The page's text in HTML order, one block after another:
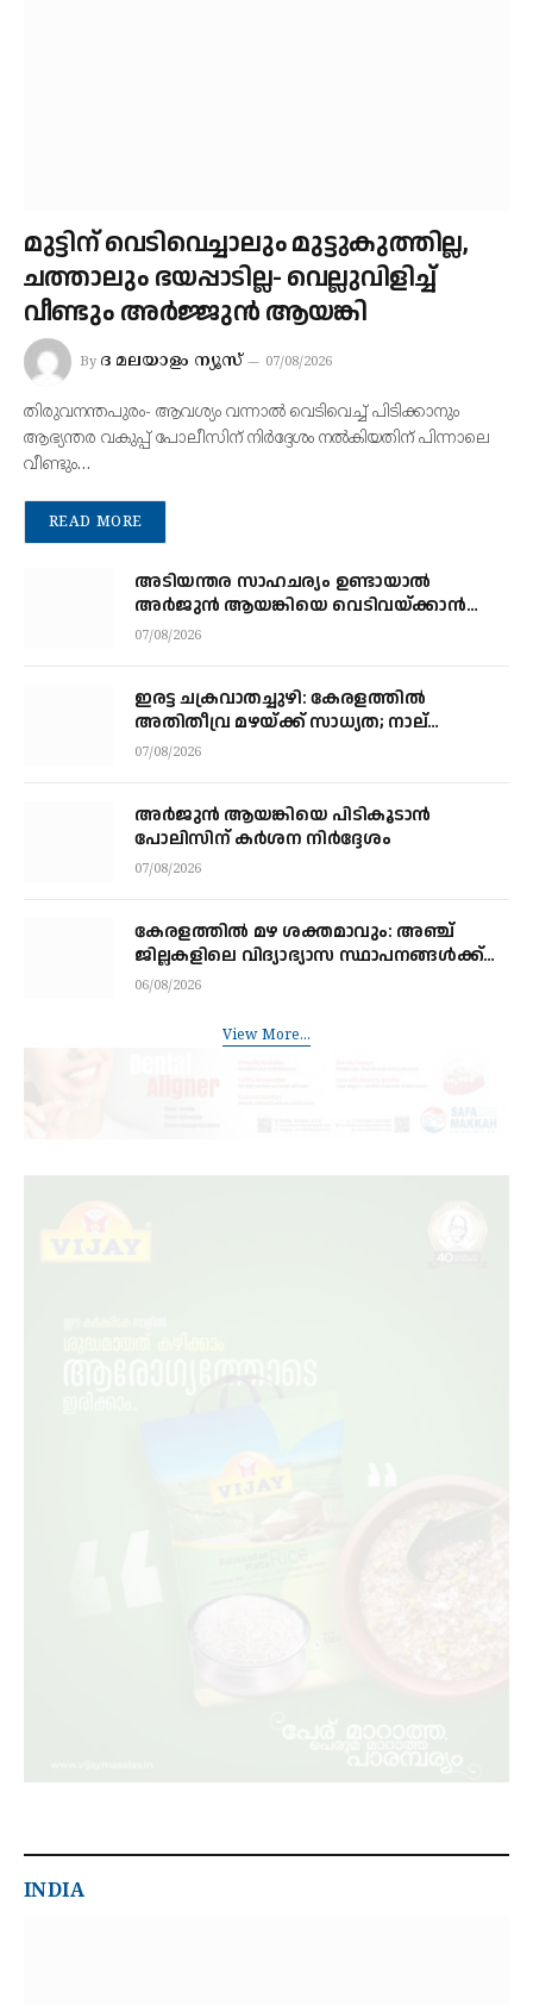
മുട്ടിന് വെടിവെച്ചാലും മുട്ടുകുത്തില്ല,
ചത്താലും ഭയപ്പാടില്ല- വെല്ലുവിളിച്ച്
വീണ്ടും അർജ്ജുൻ ആയങ്കി
By ദ മലയാളം ന്യൂസ് 07/08/2026
തിരുവനന്തപുരം- ആവശ്യം വന്നാൽ വെടിവെച്ച് പിടിക്കാനും
ആഭ്യന്തര വകുപ്പ് പോലീസിന് നിർദ്ദേശം നൽകിയതിന് പിന്നാലെ
വീണ്ടും…
READ MORE
അടിയന്തര സാഹചര്യം ഉണ്ടായാല്‍
അര്‍ജുന്‍ ആയങ്കിയെ വെടിവയ്ക്കാന്‍
നിര്‍ദേശം
07/08/2026
ഇരട്ട ചക്രവാതച്ചുഴി: കേരളത്തില്‍
അതിതീവ്ര മഴയ്ക്ക് സാധ്യത; നാല്
ജില്ലകളില്‍ റെഡ് അലര്‍ട്ട്
07/08/2026
അര്‍ജുന്‍ ആയങ്കിയെ പിടികൂടാന്‍
പോലിസിന് കര്‍ശന നിര്‍ദ്ദേശം
07/08/2026
കേരളത്തില്‍ മഴ ശക്തമാവും: അഞ്ച്
ജില്ലകളിലെ വിദ്യാഭ്യാസ സ്ഥാപനങ്ങള്‍ക്ക്
നാളെ അവധി
06/08/2026
View More...
INDIA